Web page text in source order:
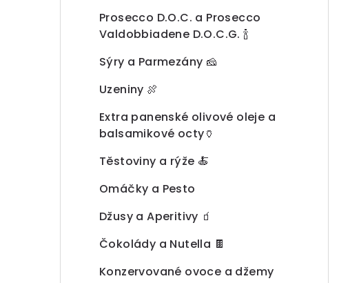
Prosecco D.O.C. a Prosecco
Valdobbiadene D.O.C.G. 🍾
Sýry a Parmezány 🧀
Uzeniny 🍖
Extra panenské olivové oleje a
balsamikové octy🏺
Těstoviny a rýže 🍝
Omáčky a Pesto
Džusy a Aperitivy 🧃
Čokolády a Nutella 🍫
Konzervované ovoce a džemy